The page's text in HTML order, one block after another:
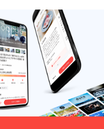
直し対
応は致
しかね
ます。
□撮影当
日にこ
の内容
を記載
した同
意書に
お客様
のサイ
ンをお
願いし
ペー
ジ、チ
ラシな
どに掲
載させ
ていた
だきま
す。 □
今回の
リター
ンはあ
み監
督。の
おまか